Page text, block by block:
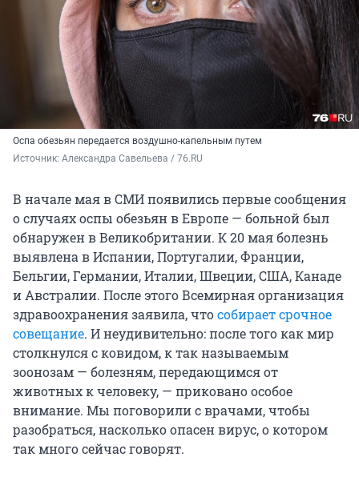
Оспа обезьян передается воздушно-капельным путем
Источник: Александра Савельева / 76.RU
В начале мая в СМИ появились первые сообщения
о случаях оспы обезьян в Европе — больной был
обнаружен в Великобритании. К 20 мая болезнь
выявлена в Испании, Португалии, Франции,
Бельгии, Германии, Италии, Швеции, США, Канаде
и Австралии. После этого Всемирная организация
здравоохранения заявила, чтособирает срочное
совещание. И неудивительно: после того как мир
столкнулся с ковидом, к так называемым
зоонозам — болезням, передающимся от
животных к человеку, — приковано особое
внимание. Мы поговорили с врачами, чтобы
разобраться, насколько опасен вирус, о котором
так много сейчас говорят.